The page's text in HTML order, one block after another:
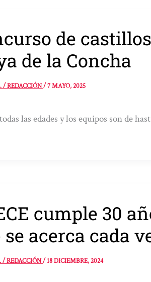
de
de la Concha
/ REDACCIÓN/7 MAYO, 2025
las edades y los equipos son de
cumple 30
se acerca cada
/ REDACCIÓN/18 DICIEMBRE, 2024